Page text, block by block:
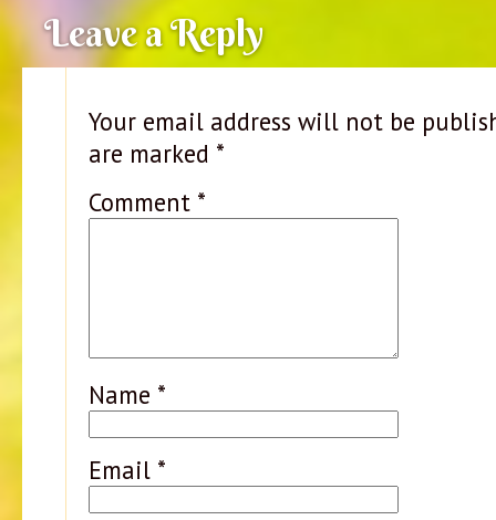
Leave a Reply
Your email address will not be
are marked *
Comment *
Name *
Email *